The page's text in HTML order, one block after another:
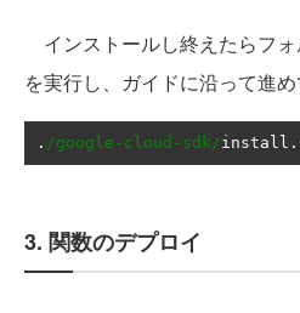
インストールし終えたらフ
を実行し、ガイドに沿って進め
. /google-cloud-sdk/install .
3. 関数のデプロイ